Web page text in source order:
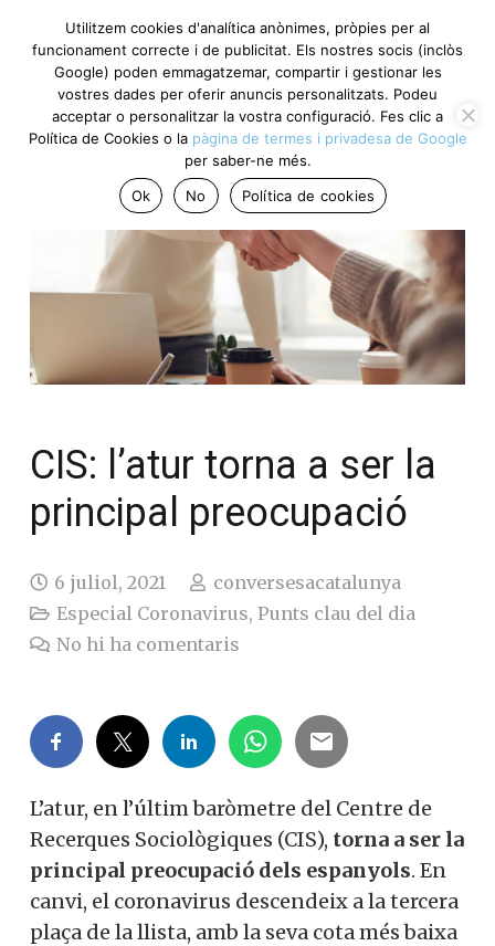
CIS: l’atur torna a ser la
principal preocupació
6 juliol, 2021
conversesacatalunya
Especial Coronavirus,Punts clau del dia
No hi ha comentaris
L’atur, en l’últim baròmetre del Centre de
Recerques Sociològiques (CIS), torna a ser la
principal preocupació dels espanyols. En
canvi, el coronavirus descendeix a la tercera
plaça de la llista, amb la seva cota més baixa
Utilitzem cookies d'analítica anònimes, pròpies per al
funcionament correcte i de publicitat. Els nostres socis (inclòs
Google) poden emmagatzemar, compartir i gestionar les
vostres dades per oferir anuncis personalitzats. Podeu
acceptar o personalitzar la vostra configuració. Fes clic a
Política de Cookies o la pàgina de termes i privadesa de Google
per saber-ne més.
Ok
No Política de cookies